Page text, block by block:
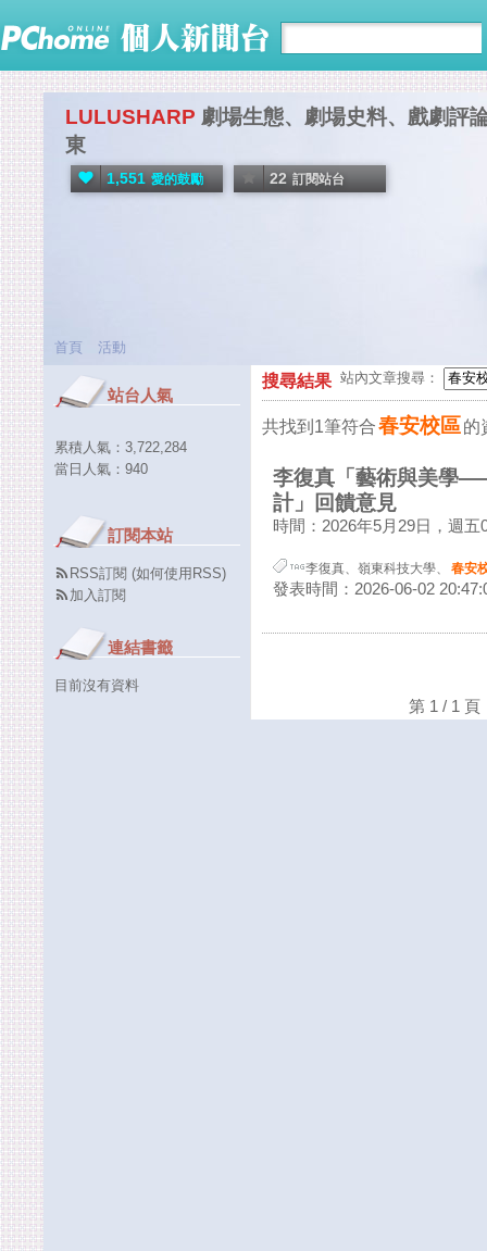
LULUSHARP 劇場生態、劇場史料、戲劇評
東
1,551 愛的鼓勵 22 訂閱站台
首頁 活動
搜尋結果 站內文章搜尋：
共找到1筆符合春安校區 的
李復真「藝術與美學
計」回饋意見
時間：2026年5月29日，週五
李復真、 嶺東科技大學、 春安
發表時間：2026-06-02
第 1 / 1
站台人氣
累積人氣： 3,722,284
當日人氣： 940
訂閱本站
RSS訂閱 (如何使用RSS)
加入訂閱
連結書籤
目前沒有資料